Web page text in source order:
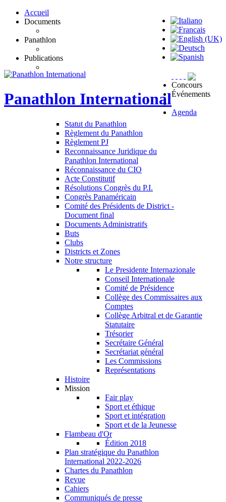
Panathlon International
Accueil
Documents
Statut du Panathlon
Règlement du Panathlon
Règlement PJ
Reconnaissance Juridique du
Panathlon International
Réconnaissance du CIO
Acte Constitutif
Résolutions Congrès du P.I.
Congrès Panaméricain
Comité des Présidents de District -
Document final
Documents Administratifs
Panathlon
Buts
Clubs
Districts et Zones
Notre structure
Le Presidente Internazionale
Conseil Internationale
Comité de Présidence
Collège des Commissaires aux
Comptes
Collège Arbitral et de Garantie
Statutaire
Trésorier
Secrétaire Général
Secrétariat général
Les Commissions
Représentations
Histoire
Mission
Fair play
Sport et éthique
Sport et intégration
Sport et de la Jeunesse
Flambeau d'Or
Édition 2018
Plan stratégique du Panathlon
International 2022-2026
Publications
Chartes du Panathlon
Revue
Cahiers
Communiqués de presse
Concours
Événements
Agenda